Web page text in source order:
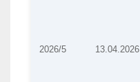
2026/5 13.04.2026